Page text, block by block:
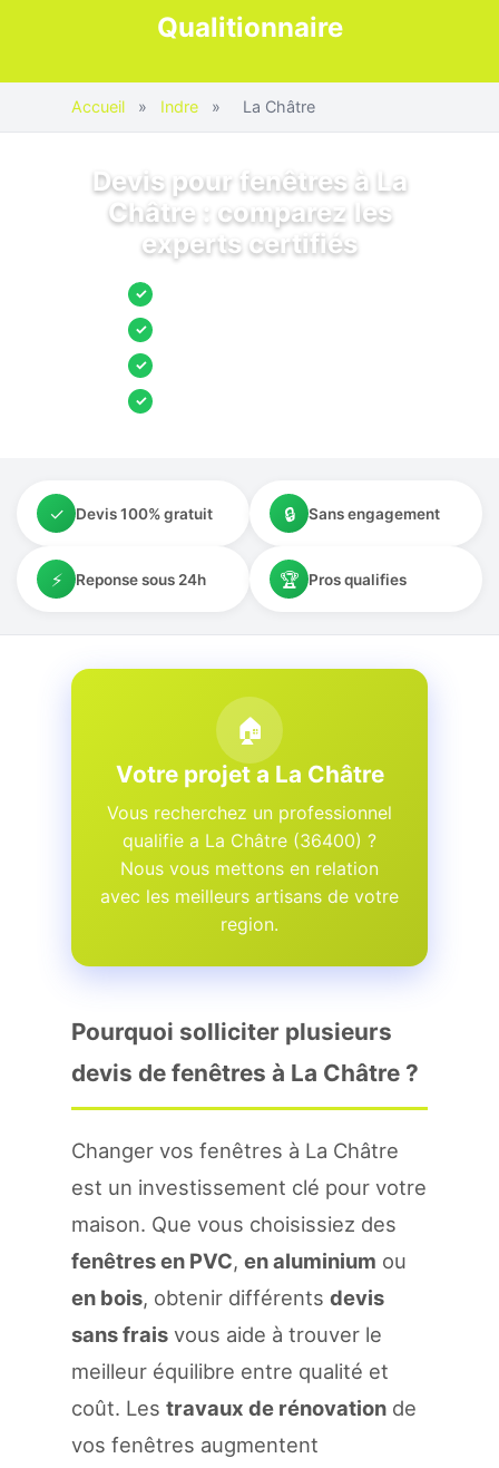
Qualitionnaire
Accueil » Indre » La Châtre
Devis pour fenêtres à La
Châtre : comparez les
experts certifiés
✓
✓
✓
✓
✓ Devis 100% gratuit 🔒 Sans engagement
⚡ Reponse sous 24h 🏆 Pros qualifies
🏠
Votre projet a La Châtre
Vous recherchez un professionnel
qualifie a La Châtre (36400) ?
Nous vous mettons en relation
avec les meilleurs artisans de votre
region.
Pourquoi solliciter plusieurs
devis de fenêtres à La Châtre ?
Changer vos fenêtres à La Châtre
est un investissement clé pour votre
maison. Que vous choisissiez des
fenêtres en PVC, en aluminium ou
en bois, obtenir différents devis
sans frais vous aide à trouver le
meilleur équilibre entre qualité et
coût. Les travaux de rénovation de
vos fenêtres augmentent